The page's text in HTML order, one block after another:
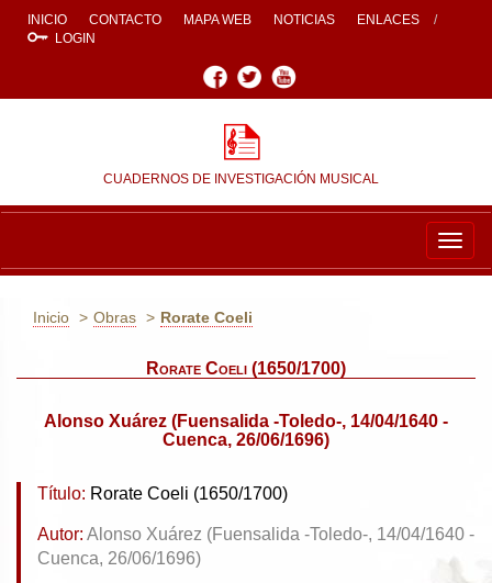
INICIO CONTACTO MAPA WEB NOTICIAS
ENLACES
LOGIN
Facebook
TwitterYoutube
CUADERNOS DE INVESTIGACIÓN MUSICAL
Inicio Obras Rorate Coeli
Rorate Coeli (1650/1700)
Alonso Xuárez (Fuensalida -Toledo-, 14/04/1640 -
Cuenca, 26/06/1696)
Título: Rorate Coeli (1650/1700)
Autor: Alonso Xuárez (Fuensalida -Toledo-, 14/04/1640 -
Cuenca, 26/06/1696)